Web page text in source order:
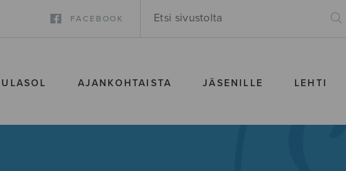
FACEBOOK
AJANKOHTAISTA JÄSENILLE LEHTI